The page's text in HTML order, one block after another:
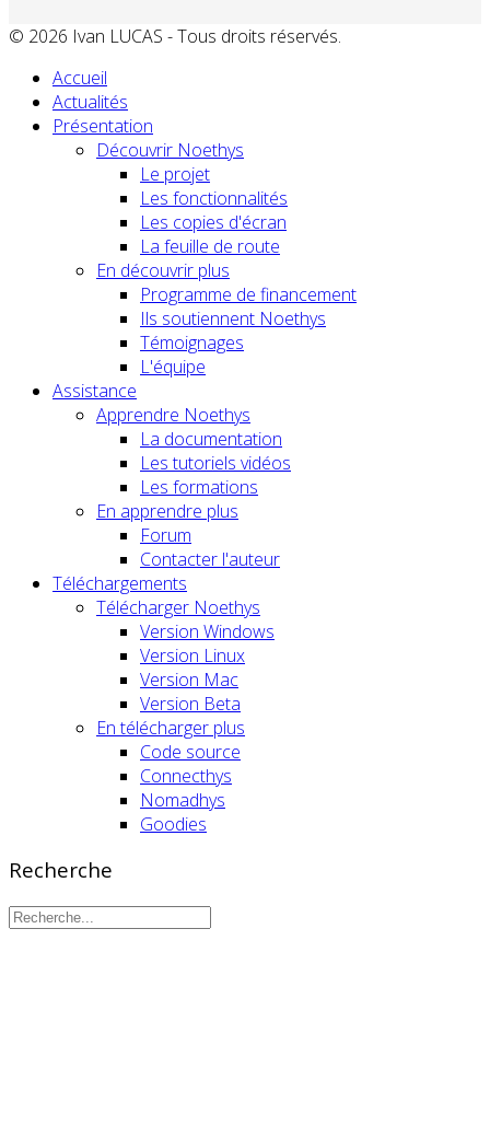
© 2026 Ivan LUCAS - Tous droits réservés.
Accueil
Actualités
Présentation
Découvrir Noethys
Le projet
Les fonctionnalités
Les copies d'écran
La feuille de route
En découvrir plus
Programme de financement
Ils soutiennent Noethys
Témoignages
L'équipe
Assistance
Apprendre Noethys
La documentation
Les tutoriels vidéos
Les formations
En apprendre plus
Forum
Contacter l'auteur
Téléchargements
Télécharger Noethys
Version Windows
Version Linux
Version Mac
Version Beta
En télécharger plus
Code source
Connecthys
Nomadhys
Goodies
Recherche